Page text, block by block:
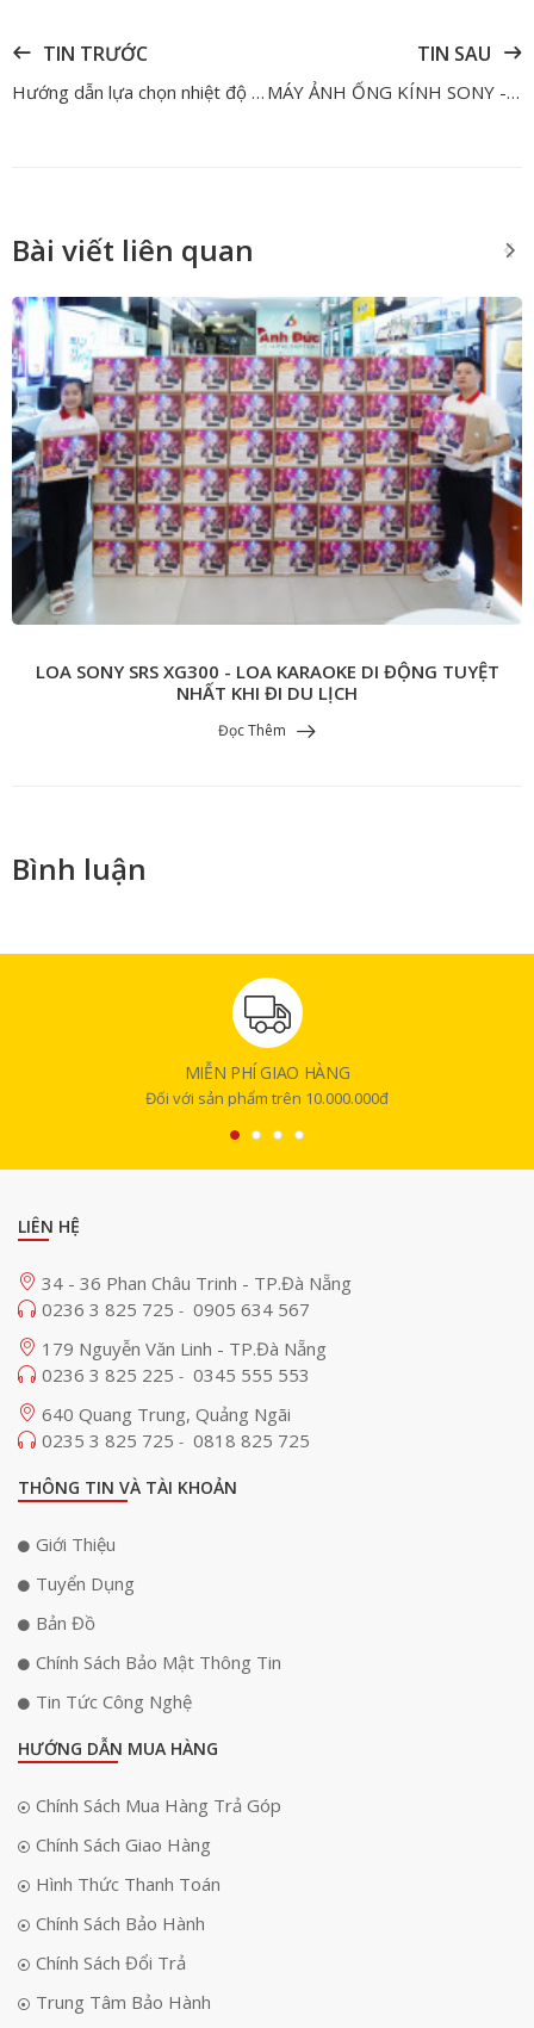
TIN TRƯỚC
Hướng dẫn lựa chọn nhiệt độ màu phù hợp cho không gian sống
TIN SAU
MÁY ẢNH ỐNG KÍNH SONY - LỄ HỘI GIẢM GIÁ THÁNG 2
Bài viết liên quan
LOA SONY SRS XG300 - LOA KARAOKE DI ĐỘNG TUYỆT
NHẤT KHI ĐI DU LỊCH
Đọc Thêm
Bình luận
MIỄN PHÍ GIAO HÀNG
Đối với sản phẩm trên 10.000.000đ
LIÊN HỆ
34 - 36 Phan Châu Trinh - TP.Đà Nẵng
0236 3 825 725 - 0905 634 567
179 Nguyễn Văn Linh - TP.Đà Nẵng
0236 3 825 225 - 0345 555 553
640 Quang Trung, Quảng Ngãi
0235 3 825 725 - 0818 825 725
THÔNG TIN VÀ TÀI KHOẢN
Giới Thiệu
Tuyển Dụng
Bản Đồ
Chính Sách Bảo Mật Thông Tin
Tin Tức Công Nghệ
HƯỚNG DẪN MUA HÀNG
Chính Sách Mua Hàng Trả Góp
Chính Sách Giao Hàng
Hình Thức Thanh Toán
Chính Sách Bảo Hành
Chính Sách Đổi Trả
Trung Tâm Bảo Hành